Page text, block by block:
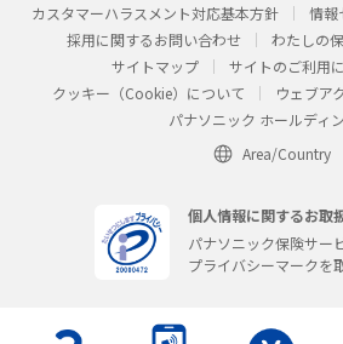
カスタマーハラスメント対応基本方針
情報
採用に関するお問い合わせ
わたしの
サイトマップ
サイトのご利用
クッキー（Cookie）について
ウェブア
パナソニック ホールディ
Area/Country
個人情報に関するお取
パナソニック保険サー
プライバシーマークを